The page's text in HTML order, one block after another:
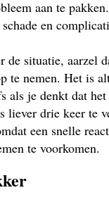
aan te
en
situatie, aarzel
te nemen. Het is
als je denkt dat
liever drie keer te
een snelle
te voorkomen.